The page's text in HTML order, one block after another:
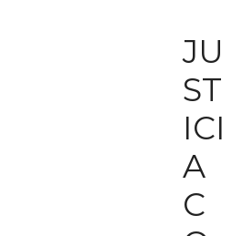
JU
ST
ICI
A
C